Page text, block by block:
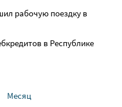
рабочую поездку в
в Республике
Месяц